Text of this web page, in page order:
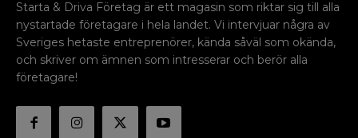
Starta & Driva Företag är ett magasin som riktar sig till alla
nystartade företagare i hela landet. Vi intervjuar några av
Sveriges hetaste entreprenörer, kända såväl som okända,
och skriver om ämnen som intresserar och berör alla
företagare!